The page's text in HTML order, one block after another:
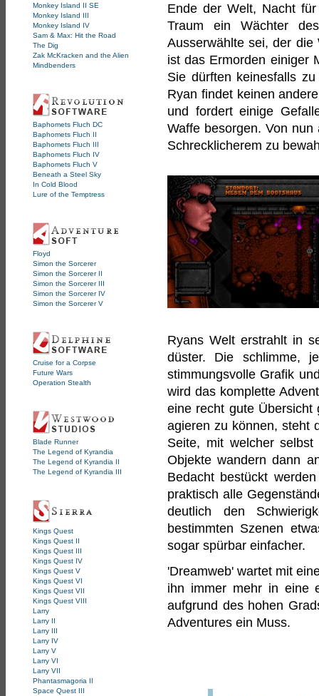
Monkey Island II SE
Monkey Island III
Monkey Island IV
Sam & Max: Hit the Road
The Dig
Zak McKracken and the Alien
Mindbenders
Baphomets Fluch DC
Baphomets Fluch II
Baphomets Fluch III
Baphomets Fluch IV
Baphomets Fluch V
Beneath a Steel Sky
In Cold Blood
Lure of the Temptress
Floyd
Simon the Sorcerer
Simon the Sorcerer II
Simon the Sorcerer III
Simon the Sorcerer IV
Simon the Sorcerer V
Cruise for a Corpse
Future Wars
Operation Stealth
Blade Runner
The Legend of Kyrandia
The Legend of Kyrandia II
The Legend of Kyrandia III
Kings Quest
Kings Quest II
Kings Quest III
Kings Quest IV
Kings Quest V
Kings Quest VI
Kings Quest VII
Kings Quest VIII
Larry
Larry II
Larry III
Larry IV
Larry V
Larry VI
Larry VII
Phantasmagoria II
Space Quest III
Ende der Welt, Nacht
Traum ein Wächter
Ausserwählte sei, der
ist das Ermorden einiger
Sie dürften keinesfalls
Ryan findet keinen
und fordert einige
Waffe besorgen. Von
Schrecklicherem zu
Ryans Welt erstrahlt in
düster. Die schlimme,
stimmungsvolle Grafik
wird das komplette
eine recht gute Übersicht
agieren zu können, steht
Seite, mit welcher selbst
Objekte wandern dann
Bedacht bestückt
praktisch alle
deutlich den
bestimmten Szenen
sogar spürbar einfacher.
'Dreamweb' wartet mit
ihn immer mehr in eine
aufgrund des hohen
Adventures ein Muss.